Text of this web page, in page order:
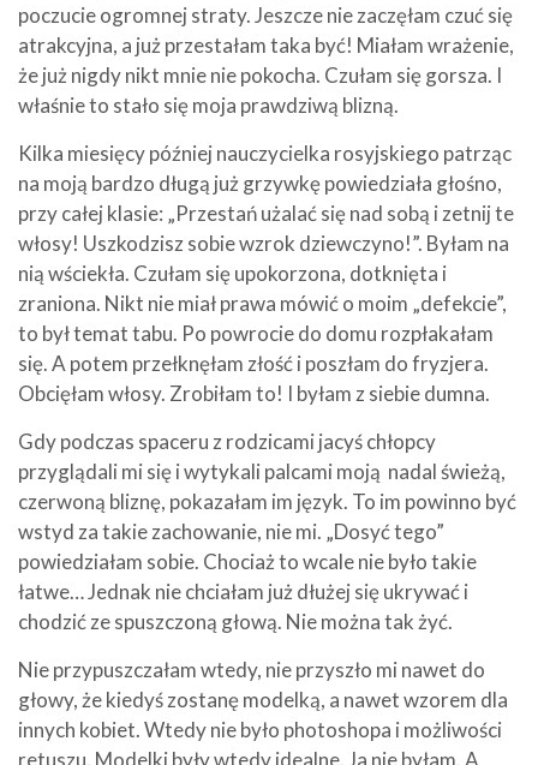
poczucie ogromnej straty. Jeszcze nie zaczęłam czuć się
atrakcyjna, a już przestałam taka być! Miałam wrażenie,
że już nigdy nikt mnie nie pokocha. Czułam się gorsza. I
właśnie to stało się moja prawdziwą blizną.
Kilka miesięcy później nauczycielka rosyjskiego patrząc
na moją bardzo długą już grzywkę powiedziała głośno,
przy całej klasie: „Przestań użalać się nad sobą i zetnij te
włosy! Uszkodzisz sobie wzrok dziewczyno!”. Byłam na
nią wściekła. Czułam się upokorzona, dotknięta i
zraniona. Nikt nie miał prawa mówić o moim „defekcie”,
to był temat tabu. Po powrocie do domu rozpłakałam
się. A potem przełknęłam złość i poszłam do fryzjera.
Obcięłam włosy. Zrobiłam to! I byłam z siebie dumna.
Gdy podczas spaceru z rodzicami jacyś chłopcy
przyglądali mi się i wytykali palcami moją nadal świeżą,
czerwoną bliznę, pokazałam im język. To im powinno być
wstyd za takie zachowanie, nie mi. „Dosyć tego”
powiedziałam sobie. Chociaż to wcale nie było takie
łatwe… Jednak nie chciałam już dłużej się ukrywać i
chodzić ze spuszczoną głową. Nie można tak żyć.
Nie przypuszczałam wtedy, nie przyszło mi nawet do
głowy, że kiedyś zostanę modelką, a nawet wzorem dla
innych kobiet. Wtedy nie było photoshopa i możliwości